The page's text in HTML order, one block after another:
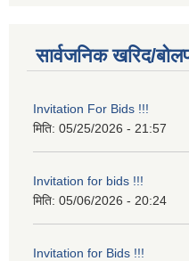
सार्वजनिक खरिद/
Invitation For Bids !!!
मिति: 05/25/2026 - 21:57
Invitation for bids !!!
मिति: 05/06/2026 - 20:24
Invitation for Bids !!!